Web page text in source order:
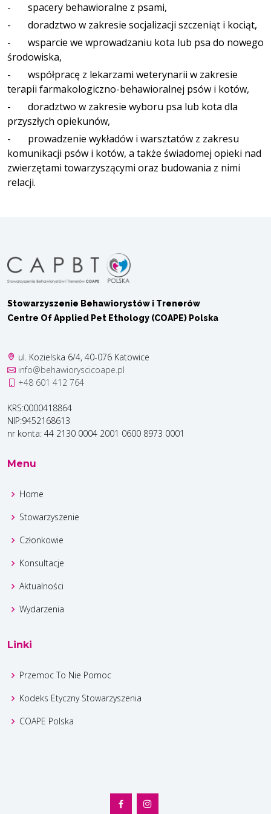
- spacery behawioralne z psami,
- doradztwo w zakresie socjalizacji szczeniąt i kociąt,
- wsparcie we wprowadzaniu kota lub psa do nowego
środowiska,
- współpracę z lekarzami weterynarii w zakresie
terapii farmakologiczno-behawioralnej psów i kotów,
- doradztwo w zakresie wyboru psa lub kota dla
przyszłych opiekunów,
- prowadzenie wykładów i warsztatów z zakresu
komunikacji psów i kotów, a także świadomej opieki nad
zwierzętami towarzyszącymi oraz budowania z nimi
relacji.
Stowarzyszenie Behawiorystów i Trenerów
Centre Of Applied Pet Ethology (COAPE) Polska
ul. Kozielska 6/4, 40-076 Katowice
info@behawioryscicoape.pl
+48 601 412 764
KRS:0000418864
NIP:9452168613
nr konta: 44 2130 0004 2001 0600 8973 0001
Menu
Home
Stowarzyszenie
Członkowie
Konsultacje
Aktualności
Wydarzenia
Linki
Przemoc To Nie Pomoc
Kodeks Etyczny Stowarzyszenia
COAPE Polska